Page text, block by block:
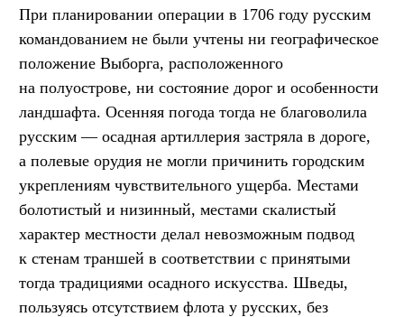
При планировании операции в 1706 году русским
командованием не были учтены ни географическое
положение Выборга, расположенного
на полуострове, ни состояние дорог и особенности
ландшафта. Осенняя погода тогда не благоволила
русским — осадная артиллерия застряла в дороге,
а полевые орудия не могли причинить городским
укреплениям чувствительного ущерба. Местами
болотистый и низинный, местами скалистый
характер местности делал невозможным подвод
к стенам траншей в соответствии с принятыми
тогда традициями осадного искусства. Шведы,
пользуясь отсутствием флота у русских, без